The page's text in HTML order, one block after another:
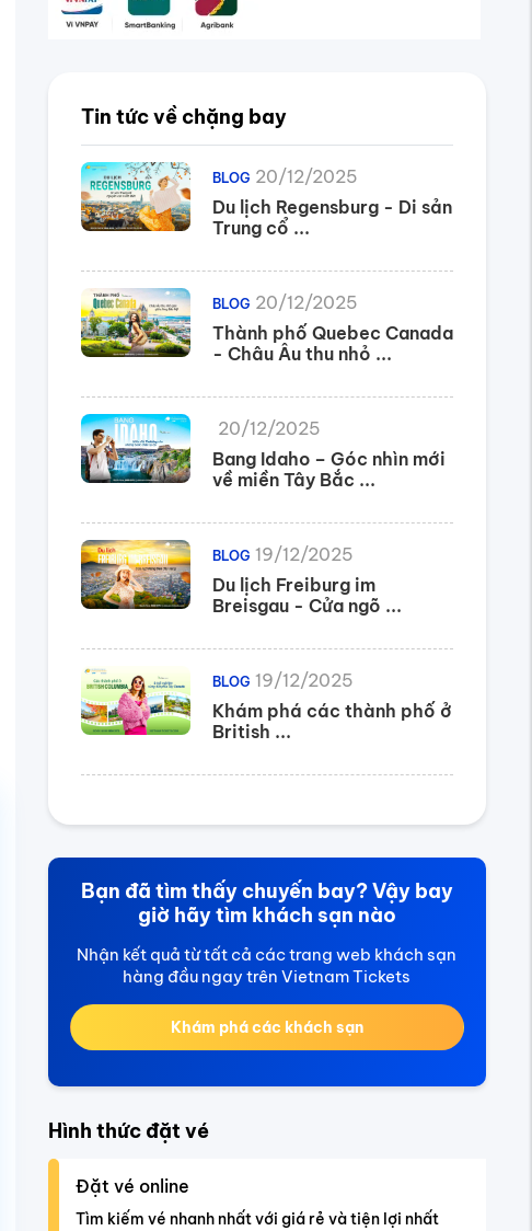
Tin tức về chặng bay
BLOG 20/12/2025
Du lịch Regensburg - Di sản
Trung cổ ...
BLOG 20/12/2025
Thành phố Quebec Canada
- Châu Âu thu nhỏ ...
20/12/2025
Bang Idaho – Góc nhìn mới
về miền Tây Bắc ...
BLOG 19/12/2025
Du lịch Freiburg im
Breisgau - Cửa ngõ ...
BLOG 19/12/2025
Khám phá các thành phố ở
British ...
Bạn đã tìm thấy chuyến bay? Vậy bay
giờ hãy tìm khách sạn nào
Nhận kết quả từ tất cả các trang web khách sạn
hàng đầu ngay trên Vietnam Tickets
Khám phá các khách sạn
Hình thức đặt vé
Đặt vé online
Tìm kiếm vé nhanh nhất với giá rẻ và tiện lợi nhất